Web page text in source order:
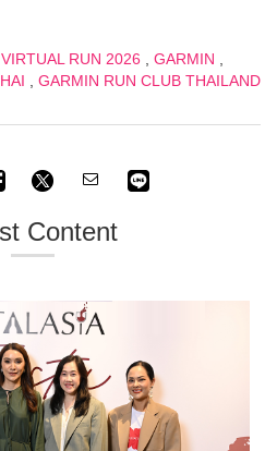
RUN 2026 , GARMIN ,
, GARMIN RUN CLUB THAILAND
Content